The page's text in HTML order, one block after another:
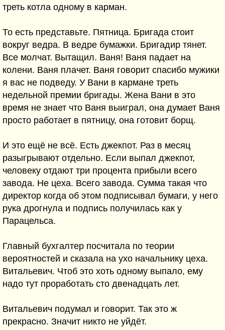
треть котла одному в карман.
То есть представьте. Пятница. Бригада стоит
вокруг ведра. В ведре бумажки. Бригадир тянет.
Все молчат. Вытащил. Ваня! Ваня падает на
колени. Ваня плачет. Ваня говорит спасибо мужики
я вас не подведу. У Вани в кармане треть
недельной премии бригады. Жена Вани в это
время не знает что Ваня выиграл, она думает Ваня
просто работает в пятницу, она готовит борщ.
И это ещё не всё. Есть джекпот. Раз в месяц
разыгрывают отдельно. Если выпал джекпот,
человеку отдают три процента прибыли всего
завода. Не цеха. Всего завода. Сумма такая что
директор когда об этом подписывал бумаги, у него
рука дрогнула и подпись получилась как у
Парацельса.
Главный бухгалтер посчитала по теории
вероятностей и сказала на ухо начальнику цеха.
Витальевич. Чтоб это хоть одному выпало, ему
надо тут проработать сто двенадцать лет.
Витальевич подумал и говорит. Так это ж
прекрасно. Значит никто не уйдёт.